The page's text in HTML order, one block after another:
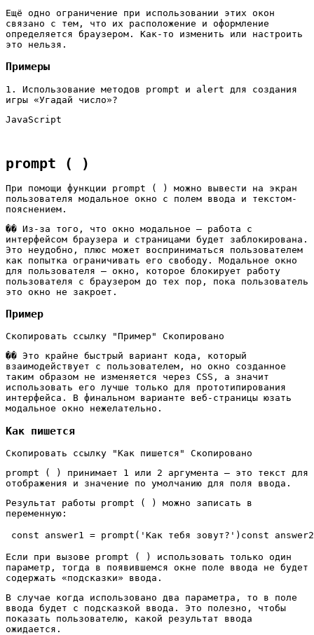
Ещё одно ограничение при использовании этих окон
связано с тем, что их расположение и оформление
определяется браузером. Как-то изменить или настроить
это нельзя.
Примеры
1. Использование методов prompt и alert для создания
игры «Угадай число»?
JavaScript
prompt ( )
При помощи функции prompt ( ) можно вывести на экран
пользователя модальное окно c полем ввода и текстом-
пояснением.
�� Из-за того, что окно модальное — работа с
интерфейсом браузера и страницами будет заблокирована.
Это неудобно, плюс может восприниматься пользователем
как попытка ограничивать его свободу. Модальное окно
для пользователя — окно, которое блокирует работу
пользователя с браузером до тех пор, пока пользователь
это окно не закроет.
Пример
Скопировать ссылку "Пример" Скопировано
�� Это крайне быстрый вариант кода, который
взаимодействует с пользователем, но окно созданное
таким образом не изменяется через CSS, а значит
использовать его лучше только для прототипирования
интерфейса. В финальном варианте веб-страницы юзать
модальное окно нежелательно.
Как пишется
Скопировать ссылку "Как пишется" Скопировано
prompt ( ) принимает 1 или 2 аргумента — это текст для
отображения и значение по умолчанию для поля ввода.
Результат работы prompt ( ) можно записать в
переменную:
const answer1 = prompt('Как тебя зовут?') const
Если при вызове prompt ( ) использовать только один
параметр, тогда в появившемся окне поле ввода не будет
содержать «подсказки» ввода.
В случае когда использовано два параметра, то в поле
ввода будет с подсказкой ввода. Это полезно, чтобы
показать пользователю, какой результат ввода
ожидается.